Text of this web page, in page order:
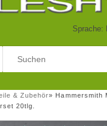
Sprache:
& Zubehör» Hammersmith
20tlg.